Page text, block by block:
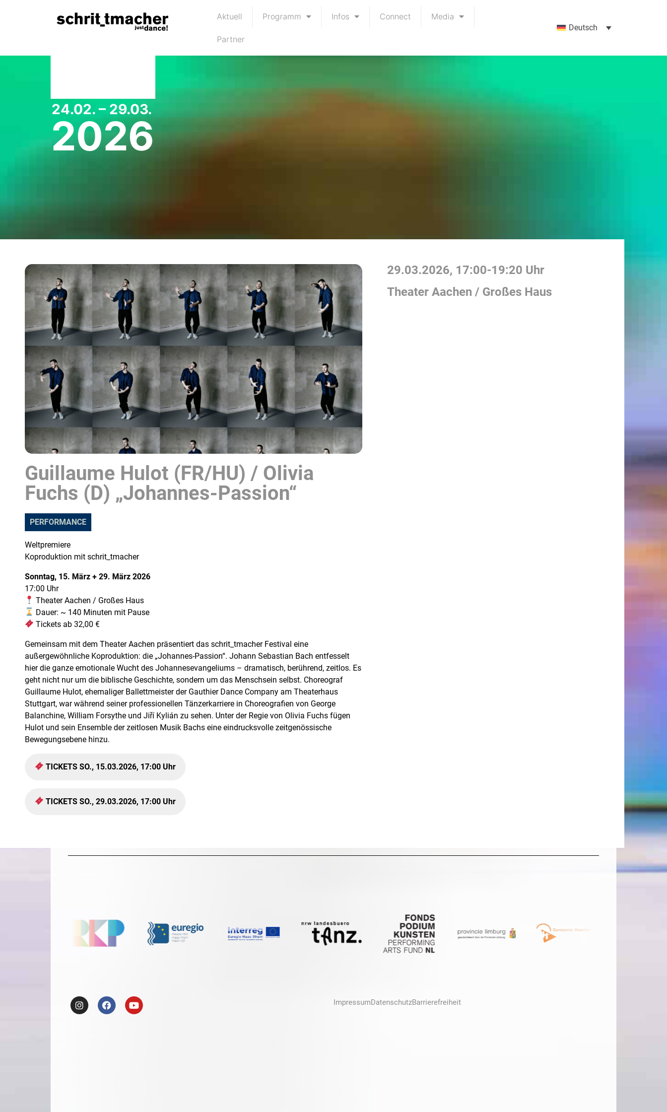
Aktuell Programm Infos Connect Media
Partner
Deutsch
24.02. – 29.03.
2026
Guillaume Hulot (FR/HU) / Olivia
Fuchs (D) „Johannes-Passion“
PERFORMANCE
Weltpremiere
Koproduktion mit schrit_tmacher
Sonntag, 15. März + 29. März 2026
17:00 Uhr
Theater Aachen / Großes Haus
Dauer: ~ 140 Minuten mit Pause
Tickets ab 32,00 €
Gemeinsam mit dem Theater Aachen präsentiert das schrit_tmacher Festival eine
außergewöhnliche Koproduktion: die „Johannes-Passion“. Johann Sebastian Bach entfesselt
hier die ganze emotionale Wucht des Johannesevangeliums – dramatisch, berührend, zeitlos. Es
geht nicht nur um die biblische Geschichte, sondern um das Menschsein selbst. Choreograf
Guillaume Hulot, ehemaliger Ballettmeister der Gauthier Dance Company am Theaterhaus
Stuttgart, war während seiner professionellen Tänzerkarriere in Choreografien von George
Balanchine, William Forsythe und Jiří Kylián zu sehen. Unter der Regie von Olivia Fuchs fügen
Hulot und sein Ensemble der zeitlosen Musik Bachs eine eindrucksvolle zeitgenössische
Bewegungsebene hinzu.
TICKETS SO., 15.03.2026, 17:00 Uhr
TICKETS SO., 29.03.2026, 17:00 Uhr
29.03.2026, 17:00-19:20 Uhr
Theater Aachen / Großes Haus
ImpressumDatenschutzBarrierefreiheit